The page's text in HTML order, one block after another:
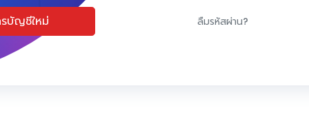
ลืมรหัสผ่าน?
บัญชีใหม่